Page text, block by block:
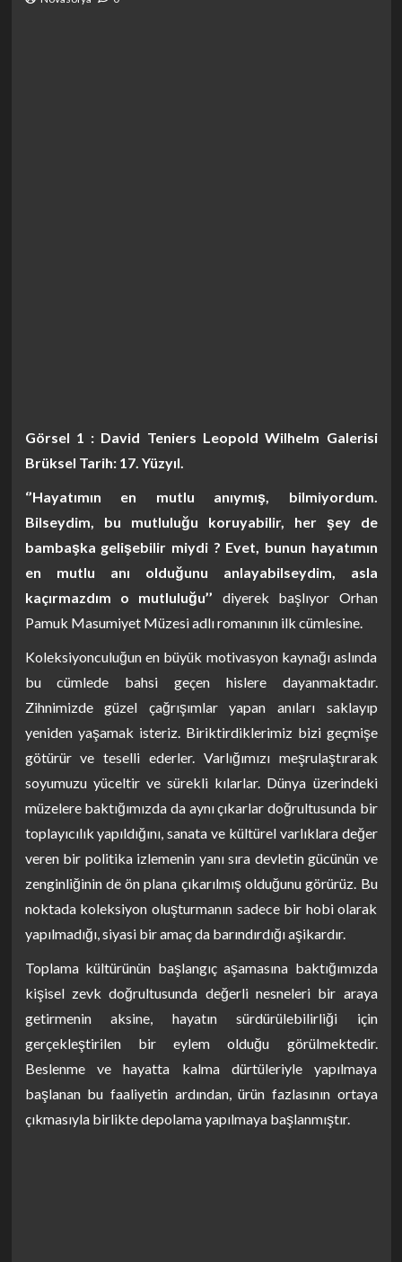
Görsel 1 : David Teniers Leopold Wilhelm Galerisi
Brüksel Tarih: 17. Yüzyıl.
‘’Hayatımın en mutlu anıymış, bilmiyordum.
Bilseydim, bu mutluluğu koruyabilir, her şey de
bambaşka gelişebilir miydi ? Evet, bunun hayatımın
en mutlu anı olduğunu anlayabilseydim, asla
kaçırmazdım o mutluluğu’’ diyerek başlıyor Orhan
Pamuk Masumiyet Müzesi adlı romanının ilk cümlesine.
Koleksiyonculuğun en büyük motivasyon kaynağı aslında
bu cümlede bahsi geçen hislere dayanmaktadır.
Zihnimizde güzel çağrışımlar yapan anıları saklayıp
yeniden yaşamak isteriz. Biriktirdiklerimiz bizi geçmişe
götürür ve teselli ederler. Varlığımızı meşrulaştırarak
soyumuzu yüceltir ve sürekli kılarlar. Dünya üzerindeki
müzelere baktığımızda da aynı çıkarlar doğrultusunda bir
toplayıcılık yapıldığını, sanata ve kültürel varlıklara değer
veren bir politika izlemenin yanı sıra devletin gücünün ve
zenginliğinin de ön plana çıkarılmış olduğunu görürüz. Bu
noktada koleksiyon oluşturmanın sadece bir hobi olarak
yapılmadığı, siyasi bir amaç da barındırdığı aşikardır.
Toplama kültürünün başlangıç aşamasına baktığımızda
kişisel zevk doğrultusunda değerli nesneleri bir araya
getirmenin aksine, hayatın sürdürülebilirliği için
gerçekleştirilen bir eylem olduğu görülmektedir.
Beslenme ve hayatta kalma dürtüleriyle yapılmaya
başlanan bu faaliyetin ardından, ürün fazlasının ortaya
çıkmasıyla birlikte depolama yapılmaya başlanmıştır.